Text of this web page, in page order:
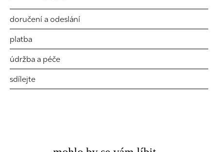
doručení a odeslání
platba
údržba a péče
sdílejte